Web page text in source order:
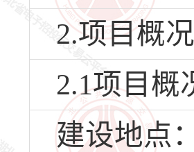
2.项目概
2.1项目概
建设地点